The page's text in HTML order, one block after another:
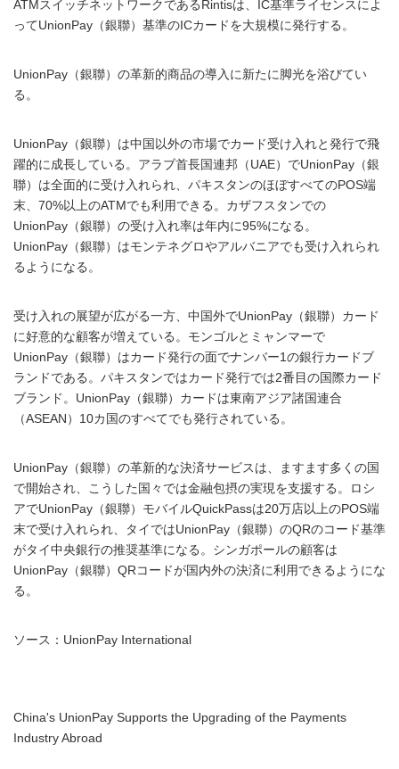
ATMスイッチネットワークであるRintisは、IC基準ライセンスによ
ってUnionPay（銀聯）基準のICカードを大規模に発行する。
UnionPay（銀聯）の革新的商品の導入に新たに脚光を浴びてい
る。
UnionPay（銀聯）は中国以外の市場でカード受け入れと発行で飛
躍的に成長している。アラブ首長国連邦（UAE）でUnionPay（銀
聯）は全面的に受け入れられ、パキスタンのほぼすべてのPOS端
末、70%以上のATMでも利用できる。カザフスタンでの
UnionPay（銀聯）の受け入れ率は年内に95%になる。
UnionPay（銀聯）はモンテネグロやアルバニアでも受け入れられ
るようになる。
受け入れの展望が広がる一方、中国外でUnionPay（銀聯）カード
に好意的な顧客が増えている。モンゴルとミャンマーで
UnionPay（銀聯）はカード発行の面でナンバー1の銀行カードブ
ランドである。パキスタンではカード発行では2番目の国際カード
ブランド。UnionPay（銀聯）カードは東南アジア諸国連合
（ASEAN）10カ国のすべてでも発行されている。
UnionPay（銀聯）の革新的な決済サービスは、ますます多くの国
で開始され、こうした国々では金融包摂の実現を支援する。ロシ
アでUnionPay（銀聯）モバイルQuickPassは20万店以上のPOS端
末で受け入れられ、タイではUnionPay（銀聯）のQRのコード基準
がタイ中央銀行の推奨基準になる。シンガポールの顧客は
UnionPay（銀聯）QRコードが国内外の決済に利用できるようにな
る。
ソース：UnionPay International
China's UnionPay Supports the Upgrading of the Payments
Industry Abroad